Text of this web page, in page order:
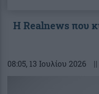
Η Realnews που
08:05, 13 Ιουλίου 2026 ||